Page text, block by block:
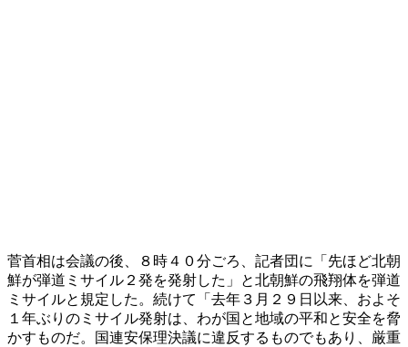
菅首相は会議の後、８時４０分ごろ、記者団に「先ほど北朝
鮮が弾道ミサイル２発を発射した」と北朝鮮の飛翔体を弾道
ミサイルと規定した。続けて「去年３月２９日以来、およそ
１年ぶりのミサイル発射は、わが国と地域の平和と安全を脅
かすものだ。国連安保理決議に違反するものでもあり、厳重